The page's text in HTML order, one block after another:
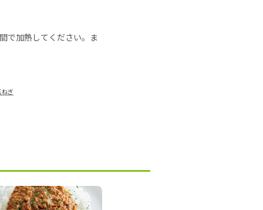
で加熱してください。ま
ねぎ